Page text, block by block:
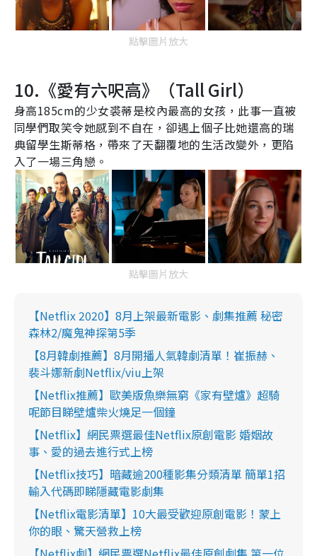
點擊圖片放大
10. 《愛有六呎高》（Tall Girl）
身高185cm的少女裘蒂是校內最高的女孩，此事一直被
同學們取笑令她感到不自在，卻遇上個子比她還高的瑞
典留學生斯蒂格，帶來了天翻覆地的生活改變外，更陷
入了一場三角戀。
點擊圖片放大
【Netflix 2020】8月上架最新電影、劇集推薦 秘密
森林2/魔鬼神探第5季
【8月韓劇推薦】8月開播人氣韓劇清單！崔振赫、
裴斗娜新劇Netflix/viu上架
【Netflix推薦】歐美版魚樂無窮《家有壁爐》超騎
呢節目睇壁爐柴火燒足一個鐘
【Netflix】網民票選最佳Netflix原創電影 婚姻故
事、愛的過去進行式上榜
【Netflix技巧】暗藏逾200種影集分類清單 簡單1招
輸入代碼即睇隱藏電影劇集
【Netflix電影清單】10大最受歡迎原創電影！蒙上
你的眼、驚天營救上榜